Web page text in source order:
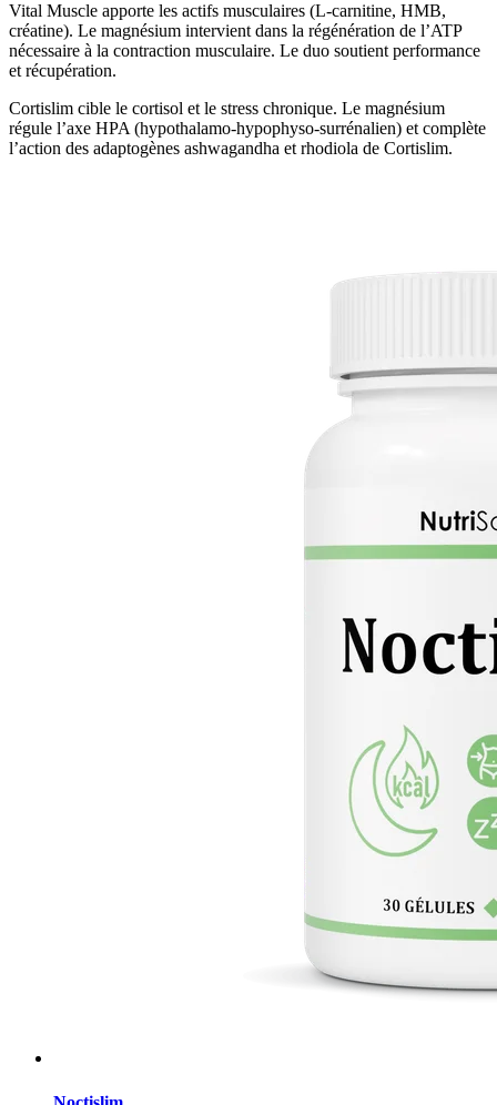
Vital Muscle apporte les actifs musculaires (L-carnitine, HMB,
créatine). Le magnésium intervient dans la régénération de l’ATP
nécessaire à la contraction musculaire. Le duo soutient performance
et récupération.
Cortislim cible le cortisol et le stress chronique. Le magnésium
régule l’axe HPA (hypothalamo-hypophyso-surrénalien) et complète
l’action des adaptogènes ashwagandha et rhodiola de Cortislim.